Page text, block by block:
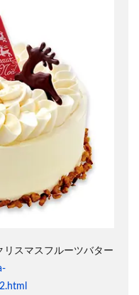
スマスフルーツバター